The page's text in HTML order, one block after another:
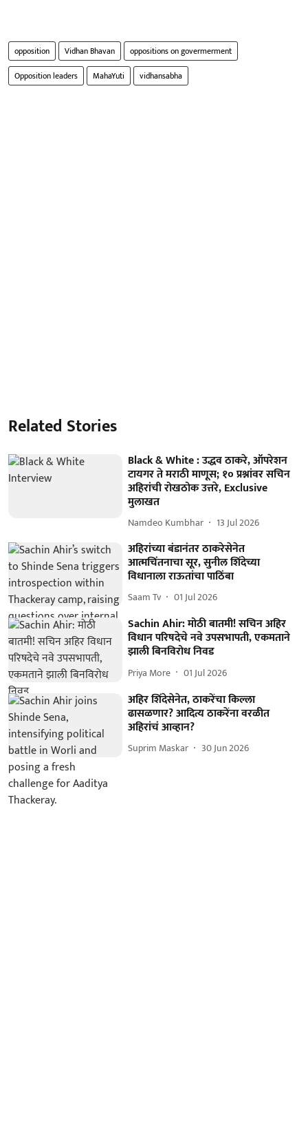
opposition Vidhan Bhavan
oppositions on govermerment
Opposition leaders
MahaYuti vidhansabha
Related Stories
Black & White : उद्धव ठाकरे, ऑपरेशन
टायगर ते मराठी माणूस; १० प्रश्नांवर सचिन
अहिरांची रोखठोक उत्तरे, Exclusive
मुलाखत
Namdeo Kumbhar 13 Jul 2026
अहिरांच्या बंडानंतर ठाकरेसेनेत
आत्मचिंतनाचा सूर, सुनील शिंदेच्या
विधानाला राऊतांचा पाठिंबा
Saam Tv 01 Jul 2026
Sachin Ahir: मोठी बातमी! सचिन अहिर
विधान परिषदेचे नवे उपसभापती, एकमताने
झाली बिनविरोध निवड
Priya More 01 Jul 2026
अहिर शिंदेसेनेत, ठाकरेंचा किल्ला
ढासळणार? आदित्य ठाकरेंना वरळीत
अहिरांचं आव्हान?
Suprim Maskar 30 Jun 2026